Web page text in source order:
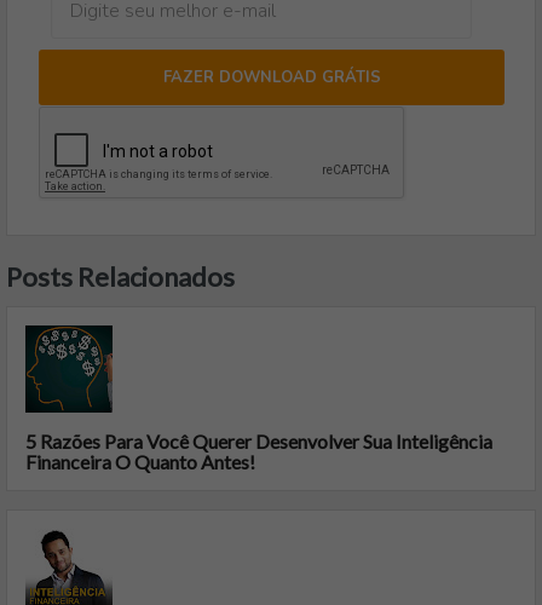
FAZER DOWNLOAD GRÁTIS
Posts Relacionados
5 Razões Para Você Querer Desenvolver Sua Inteligência
Financeira O Quanto Antes!